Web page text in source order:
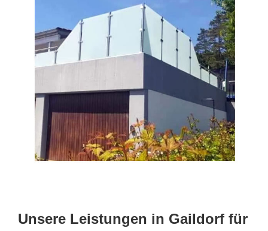
Unsere Leistungen in Gaildorf für